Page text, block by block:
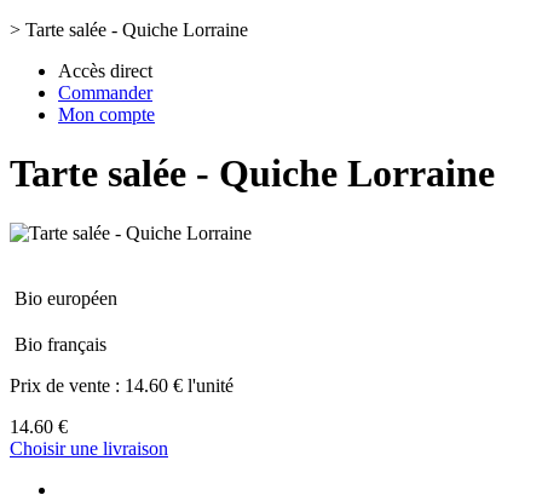
> Tarte salée - Quiche Lorraine
Accès direct
Commander
Mon compte
Tarte salée - Quiche Lorraine
Bio européen
Bio français
Prix de vente : 14.60 € l'unité
14.60 €
Choisir une livraison